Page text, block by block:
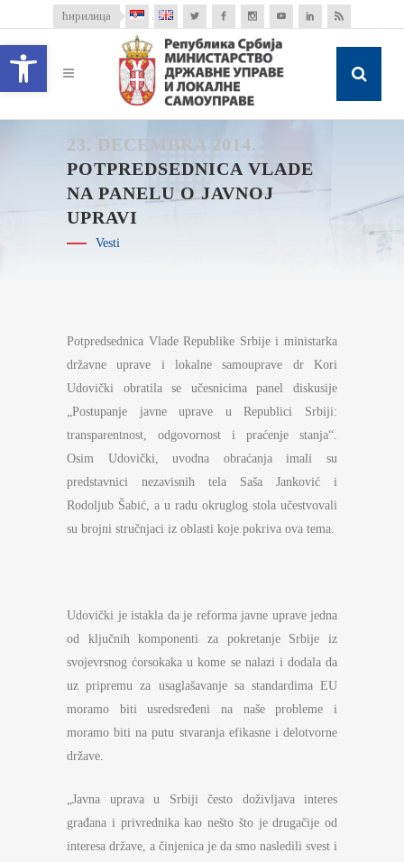
Open toolbar
ћирилица
23. DECEMBRA 2014.
POTPREDSEDNICA VLADE
NA PANELU O JAVNOJ
UPRAVI
Vesti
Potpredsednica Vlade Republike Srbije i ministarka
državne uprave i lokalne samouprave dr Kori
Udovički obratila se učesnicima panel diskusije
„Postupanje javne uprave u Republici Srbiji:
transparentnost, odgovornost i praćenje stanja“.
Osim Udovički, uvodna obraćanja imali su
predstavnici nezavisnih tela Saša Janković i
Rodoljub Šabić, a u radu okruglog stola učestvovali
su brojni stručnjaci iz oblasti koje pokriva ova tema.
Udovički je istakla da je reforma javne uprave jedna
od ključnih komponenti za pokretanje Srbije iz
svojevrsnog ćorsokaka u kome se nalazi i dodala da
uz pripremu za usaglašavanje sa standardima EU
moramo biti usredsređeni na naše probleme i
moramo biti na putu stvaranja efikasne i delotvorne
države.
„Javna uprava u Srbiji često doživljava interes
građana i privrednika kao nešto što je drugačije od
interesa države, a činjenica je da smo nasledili svest i